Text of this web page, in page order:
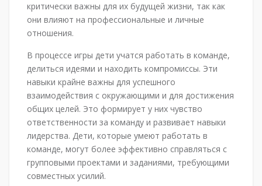
критически важны для их будущей жизни, так как
они влияют на профессиональные и личные
отношения.
В процессе игры дети учатся работать в команде,
делиться идеями и находить компромиссы. Эти
навыки крайне важны для успешного
взаимодействия с окружающими и для достижения
общих целей. Это формирует у них чувство
ответственности за команду и развивает навыки
лидерства. Дети, которые умеют работать в
команде, могут более эффективно справляться с
групповыми проектами и заданиями, требующими
совместных усилий.